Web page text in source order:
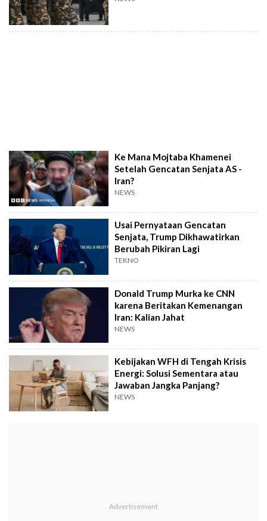
Ke Mana Mojtaba Khamenei
Setelah Gencatan Senjata AS -
Iran?
NEWS
Usai Pernyataan Gencatan
Senjata, Trump Dikhawatirkan
Berubah Pikiran Lagi
TEKNO
Donald Trump Murka ke CNN
karena Beritakan Kemenangan
Iran: Kalian Jahat
NEWS
Kebijakan WFH di Tengah Krisis
Energi: Solusi Sementara atau
Jawaban Jangka Panjang?
NEWS